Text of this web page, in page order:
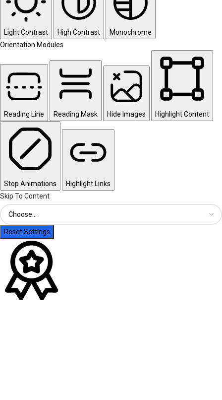
Light Contrast High Contrast
Monochrome
Orientation Modules
Reading Line Reading Mask Hide Images Highlight Content
Stop Animations
Highlight Links
Skip To Content
Reset Settings